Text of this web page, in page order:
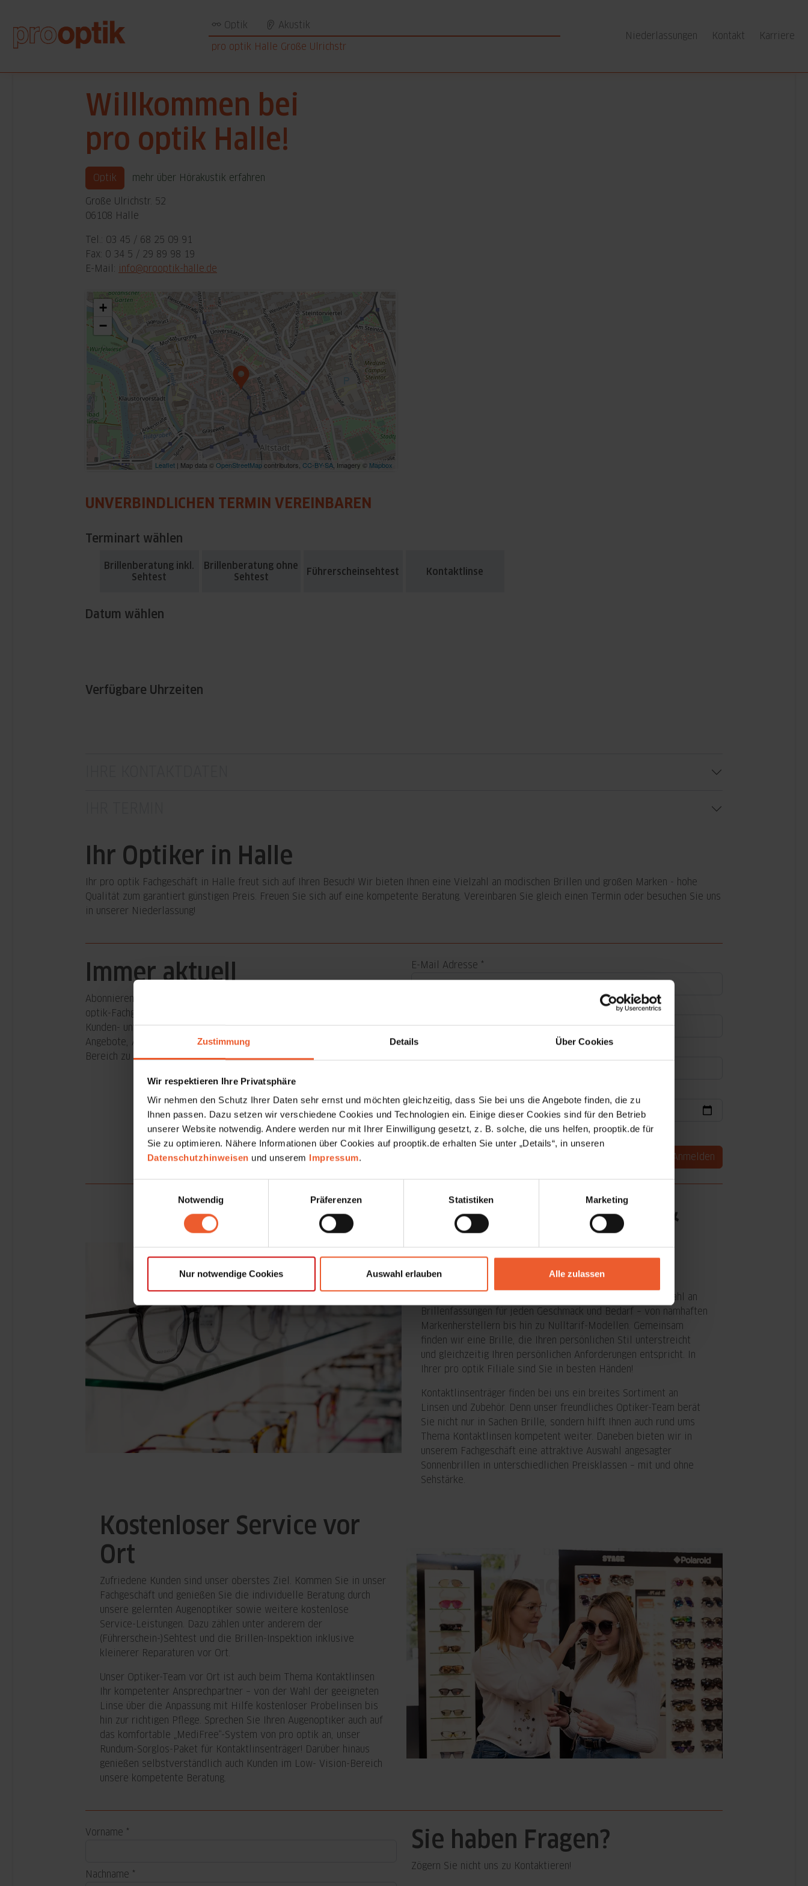
Zustimmung Details Über Cookies
Wir respektieren Ihre Privatsphäre
Wir nehmen den Schutz Ihrer Daten sehr ernst und möchten gleichzeitig, dass Sie bei uns die Angebote finden, die zu
Ihnen passen. Dazu setzen wir verschiedene Cookies und Technologien ein. Einige dieser Cookies sind für den Betrieb
unserer Website notwendig. Andere werden nur mit Ihrer Einwilligung gesetzt, z. B. solche, die uns helfen, prooptik.de für
Sie zu optimieren. Nähere Informationen über Cookies auf prooptik.de erhalten Sie unter „Details“, in unseren
Datenschutzhinweisen und unserem Impressum.
Einwilligungsauswahl
Notwendig
Präferenzen Statistiken Marketing
Nur notwendige Cookies Auswahl erlauben Alle zulassen
Optik
Akustik
pro optik Halle Große Ulrichstr
Niederlassungen Kontakt Karriere
Willkommen bei
pro optik Halle!
Optik
mehr über Hörakustik erfahren
Große Ulrichstr. 52
06108 Halle
Tel.: 03 45 / 68 25 09 91
Fax: 0 34 5 / 29 89 98 19
E-Mail: info@prooptik-halle.de
+
−
Leaflet | Map data ©OpenStreetMapcontributors, CC-BY-SA , Imagery © Mapbox
UNVERBINDLICHEN TERMIN VEREINBAREN
Terminart wählen
Brillenberatung inkl.
Sehtest
Brillenberatung ohne
Sehtest
Führerscheinsehtest Kontaktlinse
Datum wählen
Verfügbare Uhrzeiten
Ihr Optiker in Halle
Ihr pro optik Fachgeschäft in Halle freut sich auf Ihren Besuch! Wir bieten Ihnen eine Vielzahl an modischen Brillen und großen Marken - hohe
Qualität zum garantiert günstigen Preis. Freuen Sie sich auf eine kompetente Beratung. Vereinbaren Sie gleich einen Termin oder besuchen Sie uns
in unserer Niederlassung!
Immer aktuell
Abonnieren Sie kostenlos den Newsletter des teilnehmenden pro
optik-Fachgeschäfts in Halle, um maximal einmal monatlich per E-Mail
Kunden- und Serviceinformationen sowie Informationen über aktuelle
Angebote, Aktionen und Produktneuerungen aus dem Augenoptik-
Bereich zu erhalten.
E-Mail Adresse
Nachname
Hiermit akzeptiere ich dieDatenschutzhinweise.
Anmelden
Brillen, Kontaktlinsen &
mehr
Bei pro optik stellen wir Ihre neue Brille ganz nach Ihren
Fachgeschäfte erwartet Sie mit einer umfangreichen Auswahl an
Brillenfassungen für jeden Geschmack und Bedarf – von namhaften
Markenherstellern bis hin zu Nulltarif-Modellen. Gemeinsam
finden wir eine Brille, die Ihren persönlichen Stil unterstreicht
und gleichzeitig Ihren persönlichen Anforderungen entspricht. In
Ihrer pro optik Filiale sind Sie in besten Händen!
Kontaktlinsenträger finden bei uns ein breites Sortiment an
Linsen und Zubehör. Denn unser freundliches Optiker-Team berät
Sie nicht nur in Sachen Brille, sondern hilft Ihnen auch rund ums
Thema Kontaktlinsen kompetent weiter. Daneben bieten wir in
unserem Fachgeschäft eine attraktive Auswahl angesagter
Sonnenbrillen in unterschiedlichen Preisklassen – mit und ohne
Sehstärke.
Kostenloser Service vor
Ort
Zufriedene Kunden sind unser oberstes Ziel. Kommen Sie in unser
Fachgeschäft und genießen Sie die individuelle Beratung durch
unsere gelernten Augenoptiker sowie weitere kostenlose
Service-Leistungen. Dazu zählen unter anderem der
(Führerschein-)Sehtest und die Brillen-Inspektion inklusive
kleinerer Reparaturen vor Ort.
Unser Optiker-Team vor Ort ist auch beim Thema Kontaktlinsen
Ihr kompetenter Ansprechpartner – von der Wahl der geeigneten
Linse über die Anpassung mit Hilfe kostenloser Probelinsen bis
hin zur richtigen Pflege. Sprechen Sie Ihren Augenoptiker auch auf
das komfortable „MediFree“-System von pro optik an, unser
Rundum-Sorglos-Paket für Kontaktlinsenträger! Darüber hinaus
genießen selbstverständlich auch Kunden im Low- Vision-Bereich
unsere kompetente Beratung.
Vorname
Nachname
Sie haben Fragen?
Zögern Sie nicht uns zu Kontaktieren!